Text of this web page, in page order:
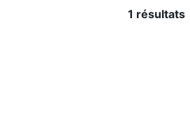
1 résultats